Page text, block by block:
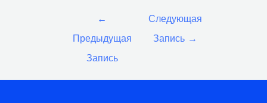
←
Предыдущая
Запись
Следующая
Запись →